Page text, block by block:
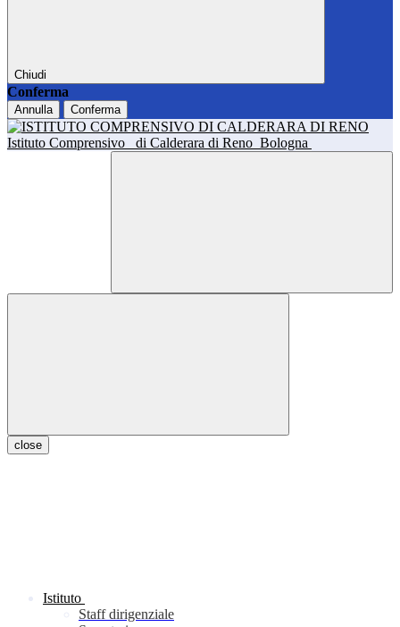
Chiudi
Conferma
Annulla Conferma
Istituto Comprensivo di Calderara di Reno Bologna
close
Istituto
Staff dirigenziale